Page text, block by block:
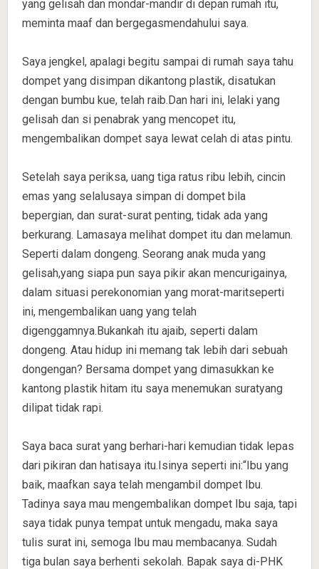
yang gelisah dan mondar-mandir di depan rumah itu,
meminta maaf dan bergegasmendahului saya.
Saya jengkel, apalagi begitu sampai di rumah saya tahu
dompet yang disimpan dikantong plastik, disatukan
dengan bumbu kue, telah raib.Dan hari ini, lelaki yang
gelisah dan si penabrak yang mencopet itu,
mengembalikan dompet saya lewat celah di atas pintu.
Setelah saya periksa, uang tiga ratus ribu lebih, cincin
emas yang selalusaya simpan di dompet bila
bepergian, dan surat-surat penting, tidak ada yang
berkurang. Lamasaya melihat dompet itu dan melamun.
Seperti dalam dongeng. Seorang anak muda yang
gelisah,yang siapa pun saya pikir akan mencurigainya,
dalam situasi perekonomian yang morat-maritseperti
ini, mengembalikan uang yang telah
digenggamnya.Bukankah itu ajaib, seperti dalam
dongeng. Atau hidup ini memang tak lebih dari sebuah
dongengan? Bersama dompet yang dimasukkan ke
kantong plastik hitam itu saya menemukan suratyang
dilipat tidak rapi.
Saya baca surat yang berhari-hari kemudian tidak lepas
dari pikiran dan hatisaya itu.Isinya seperti ini:“Ibu yang
baik, maafkan saya telah mengambil dompet Ibu.
Tadinya saya mau mengembalikan dompet Ibu saja, tapi
saya tidak punya tempat untuk mengadu, maka saya
tulis surat ini, semoga Ibu mau membacanya. Sudah
tiga bulan saya berhenti sekolah. Bapak saya di-PHK